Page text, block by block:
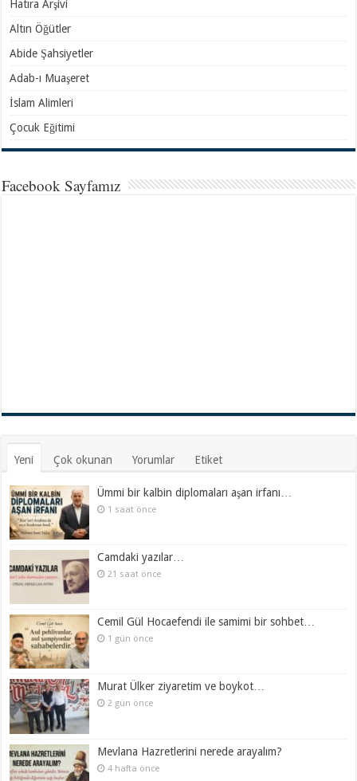
Hatıra Arşivi
Altın Öğütler
Abide Şahsiyetler
Adab-ı Muaşeret
İslam Alimleri
Çocuk Eğitimi
Facebook Sayfamız
Yeni Çok okunan Yorumlar Etiket
Ümmi bir kalbin diplomaları aşan irfanı…
1 saat önce
Camdaki yazılar…
21 saat önce
Cemil Gül Hocaefendi ile samimi bir sohbet…
1 gün önce
Murat Ülker ziyaretim ve boykot…
2 gün önce
Mevlana Hazretlerini nerede arayalım?
4 hafta önce